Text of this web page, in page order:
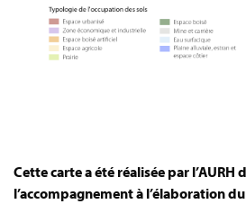
Cette carte a été réalisée par l’AURH
l’accompagnement à l’élaboration